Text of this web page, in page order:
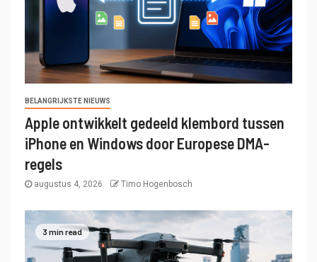
BELANGRIJKSTE NIEUWS
Apple ontwikkelt gedeeld klembord tussen
iPhone en Windows door Europese DMA-
regels
augustus 4, 2026 Timo Hogenbosch
3 min read